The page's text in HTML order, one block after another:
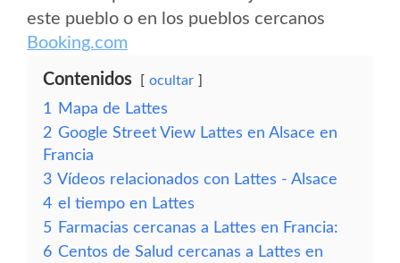
este pueblo o en los pueblos cercanos
Booking.com
Contenidos ocultar
1
Mapa de Lattes
2 Google Street View Lattes en Alsace en
Francia
3 Vídeos relacionados con Lattes - Alsace
4 el tiempo en Lattes
5 Farmacias cercanas a Lattes en Francia:
6 Centos de Salud cercanas a Lattes en